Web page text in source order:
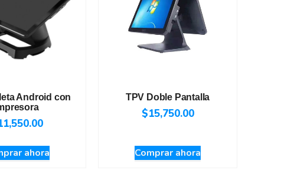
Android con
ahora
TPV Doble Pantalla
$15,750.00
Comprar ahora